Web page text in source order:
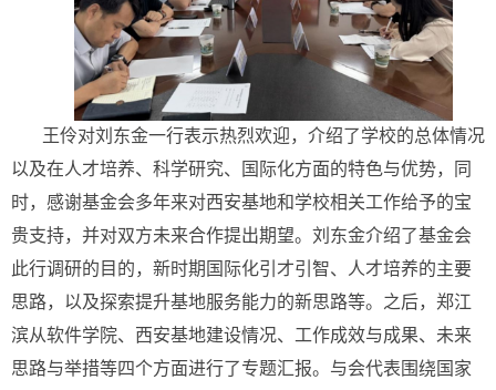
王伶对刘东金一行表示热烈欢迎，介绍了学校的总体情况
以及在人才培养、科学研究、国际化方面的特色与优势，同
时，感谢基金会多年来对西安基地和学校相关工作给予的宝
贵支持，并对双方未来合作提出期望。刘东金介绍了基金会
此行调研的目的，新时期国际化引才引智、人才培养的主要
思路，以及探索提升基地服务能力的新思路等。之后，郑江
滨从软件学院、西安基地建设情况、工作成效与成果、未来
思路与举措等四个方面进行了专题汇报。与会代表围绕国家